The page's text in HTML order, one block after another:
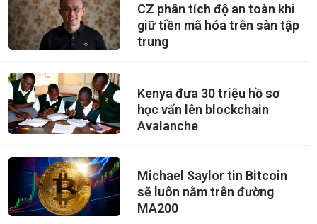
CZ phân tích độ an toàn khi
giữ tiền mã hóa trên sàn tập
trung
Kenya đưa 30 triệu hồ sơ
học vấn lên blockchain
Avalanche
Michael Saylor tin Bitcoin
sẽ luôn nằm trên đường
MA200